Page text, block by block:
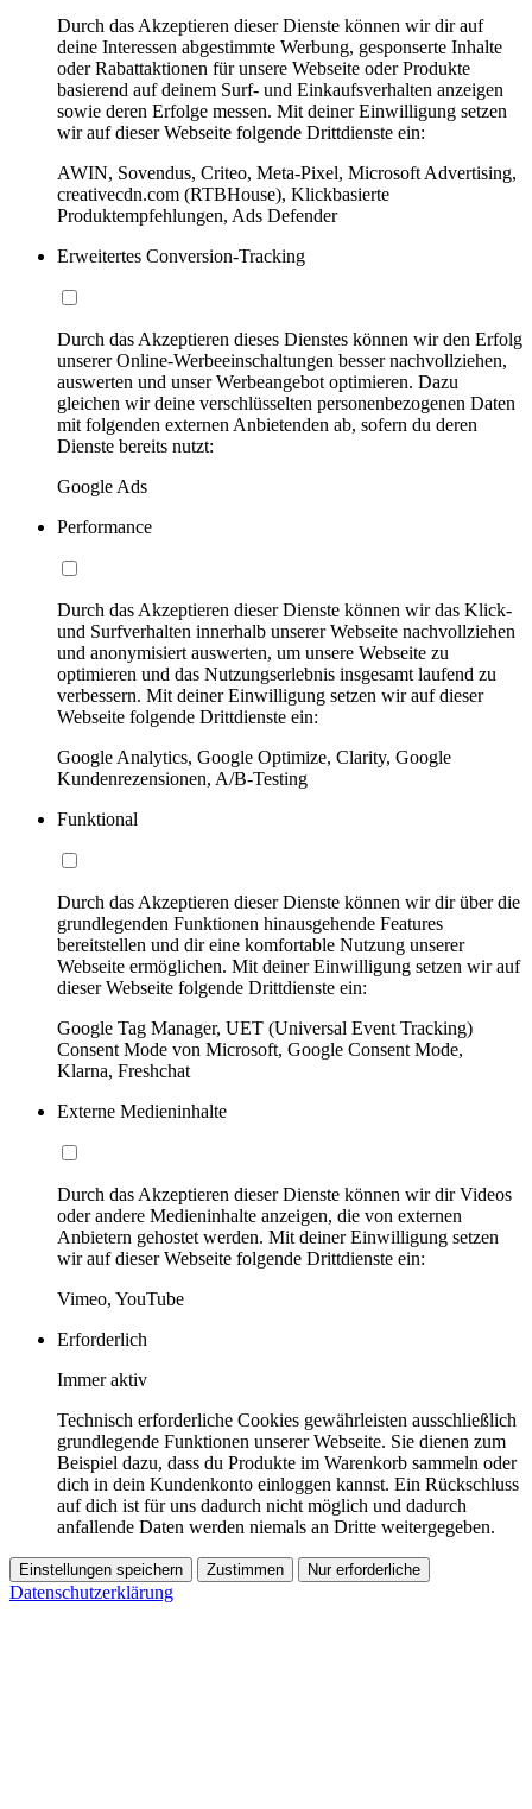
Durch das Akzeptieren dieser Dienste können wir dir auf
deine Interessen abgestimmte Werbung, gesponserte Inhalte
oder Rabattaktionen für unsere Webseite oder Produkte
basierend auf deinem Surf- und Einkaufsverhalten anzeigen
sowie deren Erfolge messen. Mit deiner Einwilligung setzen
wir auf dieser Webseite folgende Drittdienste ein:
AWIN, Sovendus, Criteo, Meta-Pixel, Microsoft Advertising,
creativecdn.com (RTBHouse), Klickbasierte
Produktempfehlungen, Ads Defender
Erweitertes Conversion-Tracking
Durch das Akzeptieren dieses Dienstes können wir den Erfolg
unserer Online-Werbeeinschaltungen besser nachvollziehen,
auswerten und unser Werbeangebot optimieren. Dazu
gleichen wir deine verschlüsselten personenbezogenen Daten
mit folgenden externen Anbietenden ab, sofern du deren
Dienste bereits nutzt:
Google Ads
Performance
Durch das Akzeptieren dieser Dienste können wir das Klick-
und Surfverhalten innerhalb unserer Webseite nachvollziehen
und anonymisiert auswerten, um unsere Webseite zu
optimieren und das Nutzungserlebnis insgesamt laufend zu
verbessern. Mit deiner Einwilligung setzen wir auf dieser
Webseite folgende Drittdienste ein:
Google Analytics, Google Optimize, Clarity, Google
Kundenrezensionen, A/B-Testing
Funktional
Durch das Akzeptieren dieser Dienste können wir dir über die
grundlegenden Funktionen hinausgehende Features
bereitstellen und dir eine komfortable Nutzung unserer
Webseite ermöglichen. Mit deiner Einwilligung setzen wir auf
dieser Webseite folgende Drittdienste ein:
Google Tag Manager, UET (Universal Event Tracking)
Consent Mode von Microsoft, Google Consent Mode,
Klarna, Freshchat
Externe Medieninhalte
Durch das Akzeptieren dieser Dienste können wir dir Videos
oder andere Medieninhalte anzeigen, die von externen
Anbietern gehostet werden. Mit deiner Einwilligung setzen
wir auf dieser Webseite folgende Drittdienste ein:
Vimeo, YouTube
Erforderlich
Immer aktiv
Technisch erforderliche Cookies gewährleisten ausschließlich
grundlegende Funktionen unserer Webseite. Sie dienen zum
Beispiel dazu, dass du Produkte im Warenkorb sammeln oder
dich in dein Kundenkonto einloggen kannst. Ein Rückschluss
auf dich ist für uns dadurch nicht möglich und dadurch
anfallende Daten werden niemals an Dritte weitergegeben.
Einstellungen speichern Zustimmen Nur erforderliche
Datenschutzerklärung